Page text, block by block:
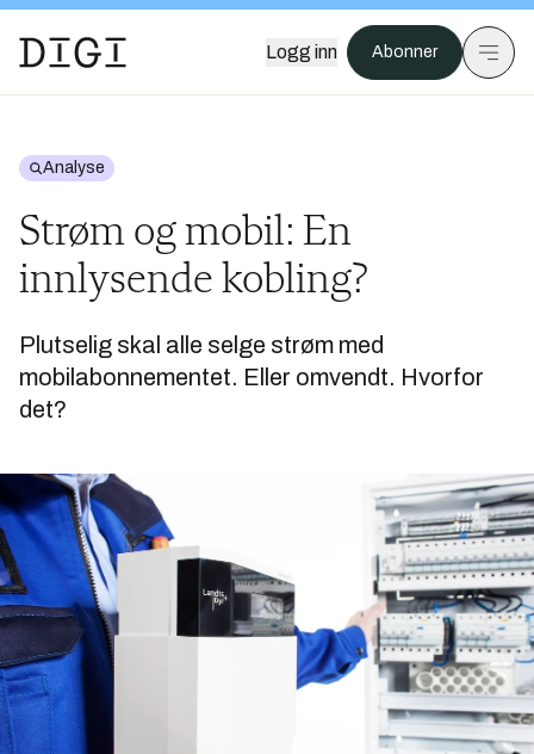
Logg inn Abonner
Analyse
Strøm og mobil: En
innlysende kobling?
Plutselig skal alle selge strøm med
mobilabonnementet. Eller omvendt. Hvorfor
det?